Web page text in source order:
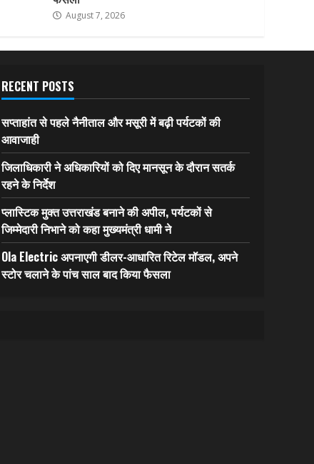
August 7, 2026
RECENT POSTS
सप्ताहांत से पहले नैनीताल और मसूरी में बढ़ी पर्यटकों की
आवाजाही
जिलाधिकारी ने अधिकारियों को दिए मानसून के दौरान सतर्क
रहने के निर्देश
प्लास्टिक मुक्त उत्तराखंड बनाने की अपील, पर्यटकों से
जिम्मेदारी निभाने को कहा मुख्यमंत्री धामी ने
Ola Electric अपनाएगी डीलर-आधारित रिटेल मॉडल, अपने
स्टोर चलाने के पांच साल बाद किया फैसला